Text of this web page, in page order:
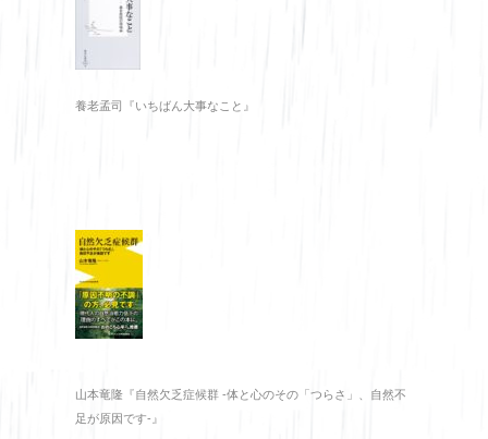
養老孟司『いちばん大事なこと』
山本竜隆『自然欠乏症候群 -体と心のその「つらさ」、自然不
足が原因です-』